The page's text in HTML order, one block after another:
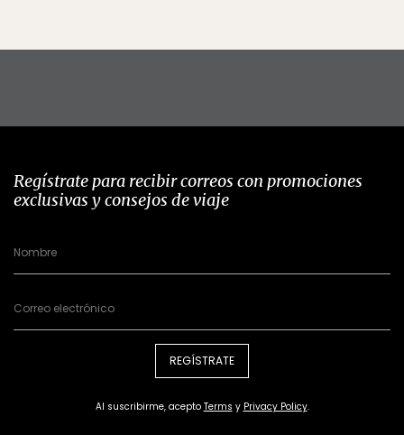
Regístrate para recibir correos con promociones
exclusivas y consejos de viaje
REGÍSTRATE
Al suscribirme, acepto Terms y Privacy Policy.